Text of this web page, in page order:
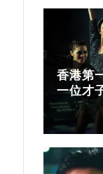
香港第
一位才